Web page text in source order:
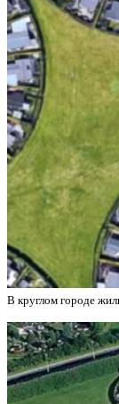
В круглом городе